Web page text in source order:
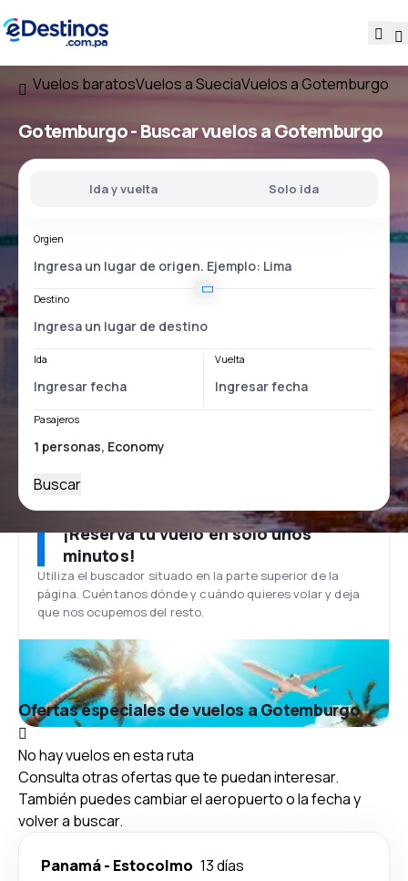
Vuelos baratosVuelos a SueciaVuelos a Gotemburgo
Gotemburgo - Buscar vuelos a Gotemburgo
Ida y vuelta Solo ida
Orgien
Destino
Ida Vuelta
Pasajeros
Buscar
¡Reserva tu vuelo en solo unos
minutos!
Utiliza el buscador situado en la parte superior de la
página. Cuéntanos dónde y cuándo quieres volar y deja
que nos ocupemos del resto.
Ofertas especiales de vuelos a Gotemburgo
No hay vuelos en esta ruta
Consulta otras ofertas que te puedan interesar.
También puedes cambiar el aeropuerto o la fecha y
volver a buscar.
Panamá- Estocolmo 13 días